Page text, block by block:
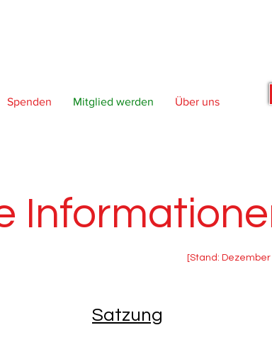
Spenden Mitglied werden Über uns
[Stand: Dezember
Satzung